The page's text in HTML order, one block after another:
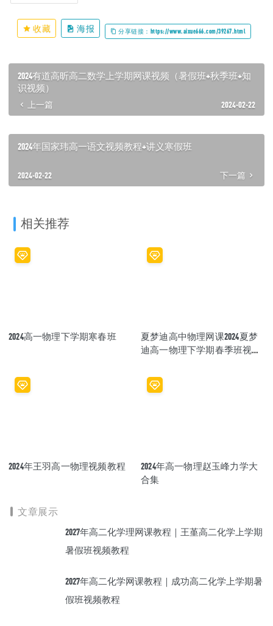
收藏 海报 分享链接：https://www.aixue666.com/39267.html
2024有道高昕高二数学上学期网课视频（暑假班+秋季班+知
识视频）
上一篇 2024-02-22
2024年国家玮高一语文视频教程+讲义寒假班
2024-02-22 下一篇
相关推荐
2024高一物理下学期寒春班
夏梦迪高中物理网课2024夏梦
迪高一物理下学期春季班视频
2024年王羽高一物理视频教程
2024年高一物理赵玉峰力学大
合集
文章展示
2027年高二化学理网课教程｜王堇高二化学上学期
暑假班视频教程
2027年高二化学网课教程｜成功高二化学上学期暑
假班视频教程